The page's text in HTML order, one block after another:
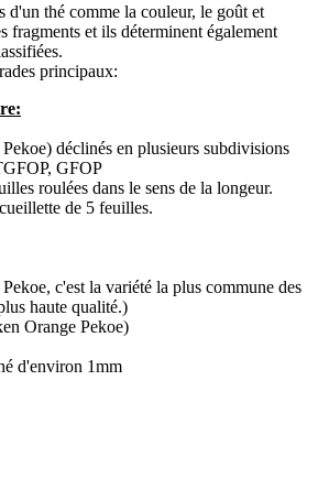
d'un thé comme la couleur, le goût et
fragments et ils déterminent également
principaux:
déclinés en plusieurs subdivisions
GFOP
roulées dans le sens de la longeur.
de 5 feuilles.
c'est la variété la plus commune des
haute qualité.)
Orange Pekoe)
d'environ 1mm